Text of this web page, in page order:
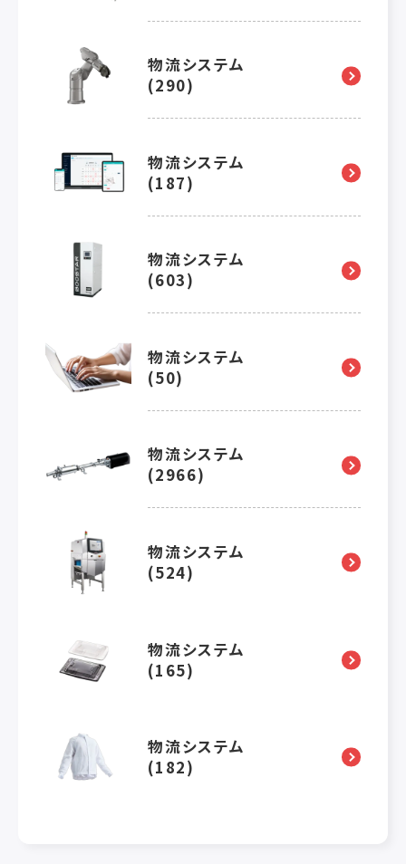
物流システム
(290)
物流システム
(187)
物流システム
(603)
物流システム
(50)
物流システム
(2966)
物流システム
(524)
物流システム
(165)
物流システム
(182)